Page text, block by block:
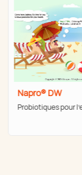
Napro® DW
Probiotiques pour